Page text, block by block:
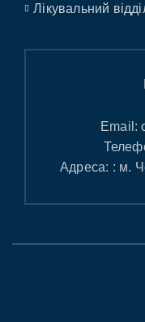
Лікувальний
Email:
Адреса: : м.